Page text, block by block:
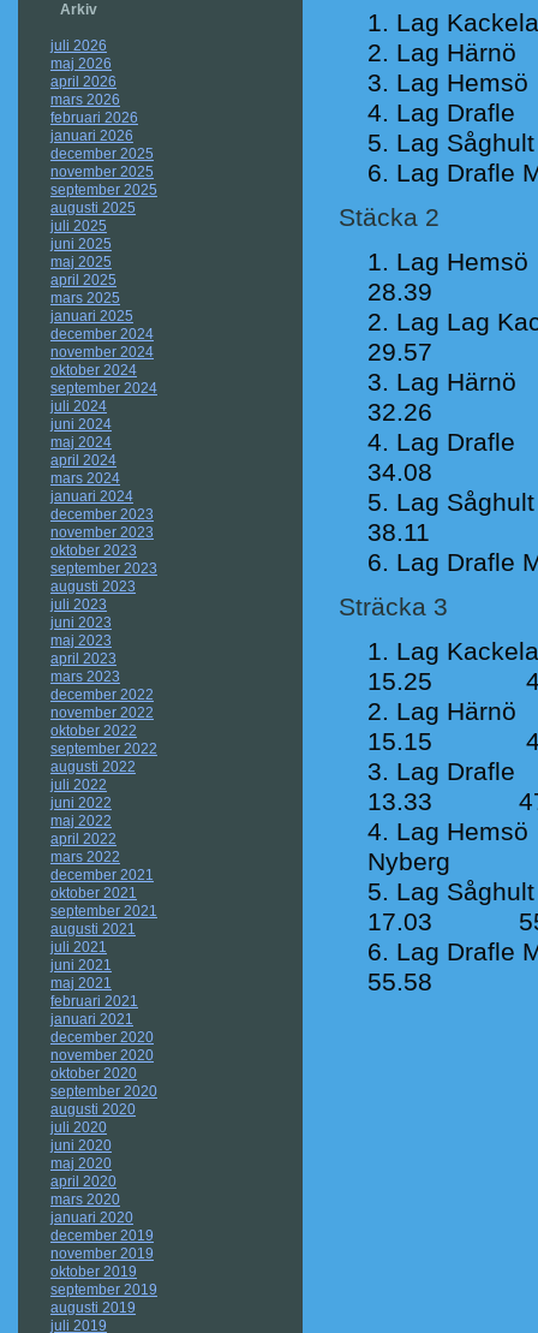
Arkiv
juli 2026
maj 2026
april 2026
mars 2026
februari 2026
januari 2026
december 2025
november 2025
september 2025
augusti 2025
juli 2025
juni 2025
maj 2025
april 2025
mars 2025
januari 2025
december 2024
november 2024
oktober 2024
september 2024
juli 2024
juni 2024
maj 2024
april 2024
mars 2024
januari 2024
december 2023
november 2023
oktober 2023
september 2023
augusti 2023
juli 2023
juni 2023
maj 2023
april 2023
mars 2023
december 2022
november 2022
oktober 2022
september 2022
augusti 2022
juli 2022
juni 2022
maj 2022
april 2022
mars 2022
december 2021
oktober 2021
september 2021
augusti 2021
juli 2021
juni 2021
maj 2021
februari 2021
januari 2021
december 2020
november 2020
oktober 2020
september 2020
augusti 2020
juli 2020
juni 2020
maj 2020
april 2020
mars 2020
januari 2020
december 2019
november 2019
oktober 2019
september 2019
augusti 2019
juli 2019
Lag
Lag
Lag
Lag
Lag
Lag
Stäcka 2
Lag
28.39
Lag
29.57
Lag
32.26
Lag
34.08
Lag
38.11
Lag Drafle
Sträcka 3
Lag
15.25
Lag
15.15
Lag
13.33
Lag
Nyberg
Lag
17.03
Lag
55.58